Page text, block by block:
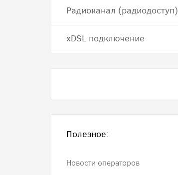
Радиоканал (радиодоступ)
хDSL подключение
Полезное:
Новости операторов